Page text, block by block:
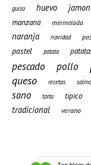
guiso
huevo jamon
manzana mermelada
naranja navidad
pastel patata
pescado pollo
queso recetas
sano
tarta tipico
tradicional verano